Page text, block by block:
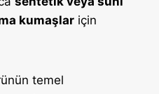
kumaşlariçin
temel